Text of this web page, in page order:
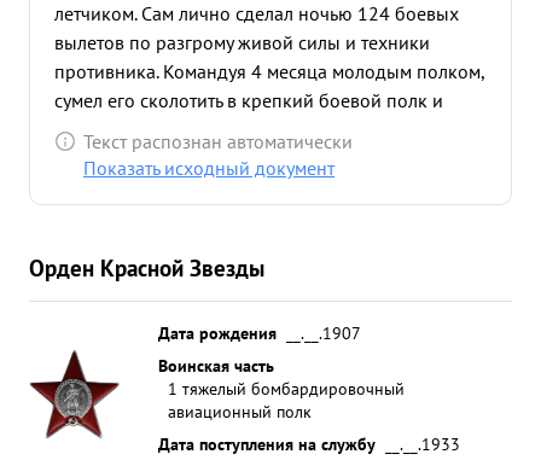
летчиком. Сам лично сделал ночью 124 боевых
вылетов по разгрому живой силы и техники
противника. Командуя 4 месяца молодым полком,
сумел его сколотить в крепкий боевой полк и
занять ведущее место в дивизии. Делу партии
ЛЕНИНА-СТАЛИНА и Социалистической Родине
Текст распознан автоматически
Показать исходный документ
Орден Красной Звезды
Дата рождения
__.__.1907
Воинская часть
1 тяжелый бомбардировочный
авиационный полк
Дата поступления на службу
__.__.1933